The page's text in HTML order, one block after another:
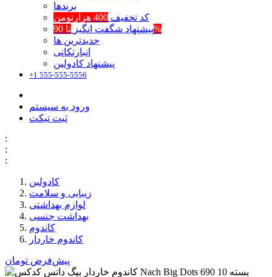
برند‌ها
کد تخفیف 400 هزارتومن
پیشنهاد شگفت انگیزتا 90%
جدیدترین ها
انبارتکانی
پیشنهاد کادولین
+1 555-555-5556
ورود به سیستم
ثبت تیکت
:
:
:
کادولین
زیبایی و سلامت
لوازم بهداشتی
بهداشت جنسی
کاندوم
کاندوم خاردار
پیش‌فرض تومان